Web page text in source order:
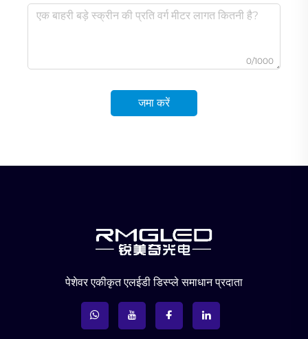
0/1000
जमा करें
पेशेवर एकीकृत एलईडी डिस्प्ले समाधान प्रदाता